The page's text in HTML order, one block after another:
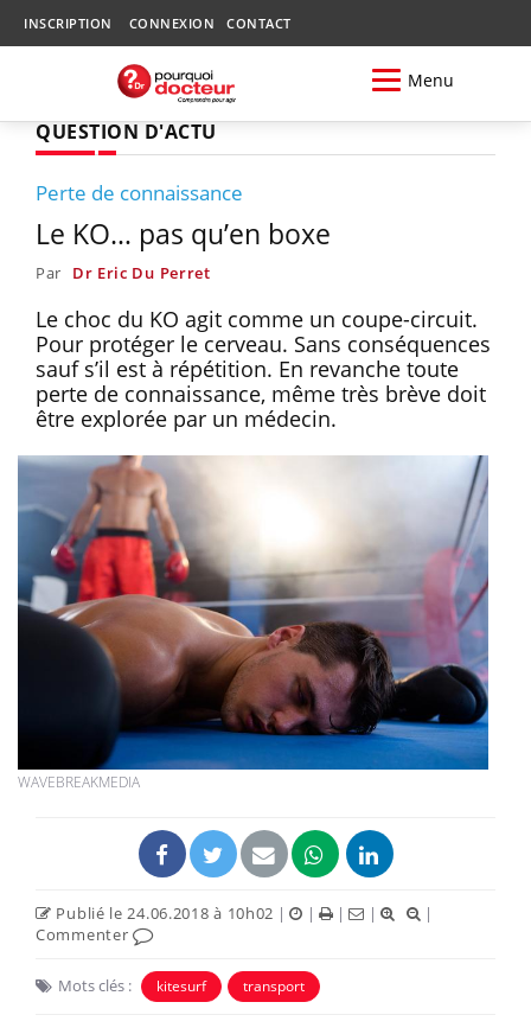
INSCRIPTION CONNEXION CONTACT
Menu
QUESTION D'ACTU
Perte de connaissance
Le KO… pas qu’en boxe
Par Dr Eric Du Perret
Le choc du KO agit comme un coupe-circuit.
Pour protéger le cerveau. Sans conséquences
sauf s’il est à répétition. En revanche toute
perte de connaissance, même très brève doit
être explorée par un médecin.
WAVEBREAKMEDIA
Publié le 24.06.2018 à 10h02 | | | |
|
Commenter
Mots clés : kitesurf transport